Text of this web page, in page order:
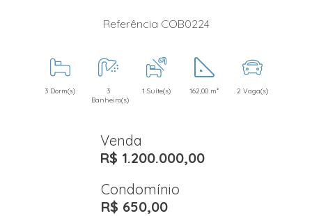
Referência COB0224
3 Dorm(s)
3
Banheiro(s)
1 Suíte(s) 162,00 m² 2 Vaga(s)
Venda
R$ 1.200.000,00
Condomínio
R$ 650,00